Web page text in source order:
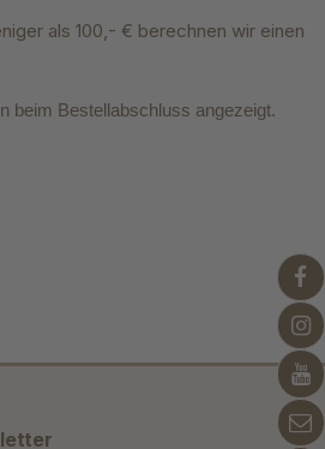
als 100,- € berechnen wir einen
beim Bestellabschluss angezeigt.